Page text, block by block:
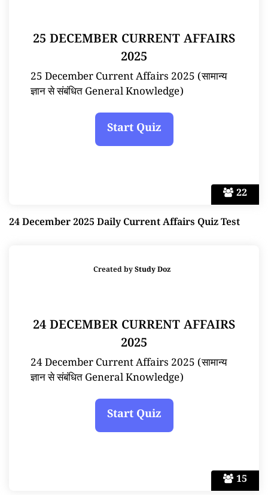
22
25 DECEMBER CURRENT AFFAIRS
2025
25 December Current Affairs 2025 (सामान्य
ज्ञान से संबंधित General Knowledge)
24 December 2025 Daily Current Affairs Quiz Test
15
Created byStudy Doz
24 DECEMBER CURRENT AFFAIRS
2025
24 December Current Affairs 2025 (सामान्य
ज्ञान से संबंधित General Knowledge)